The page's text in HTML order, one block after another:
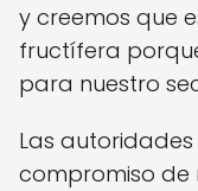
y creemos que
fructífera
para nuestro
Las
compromiso de